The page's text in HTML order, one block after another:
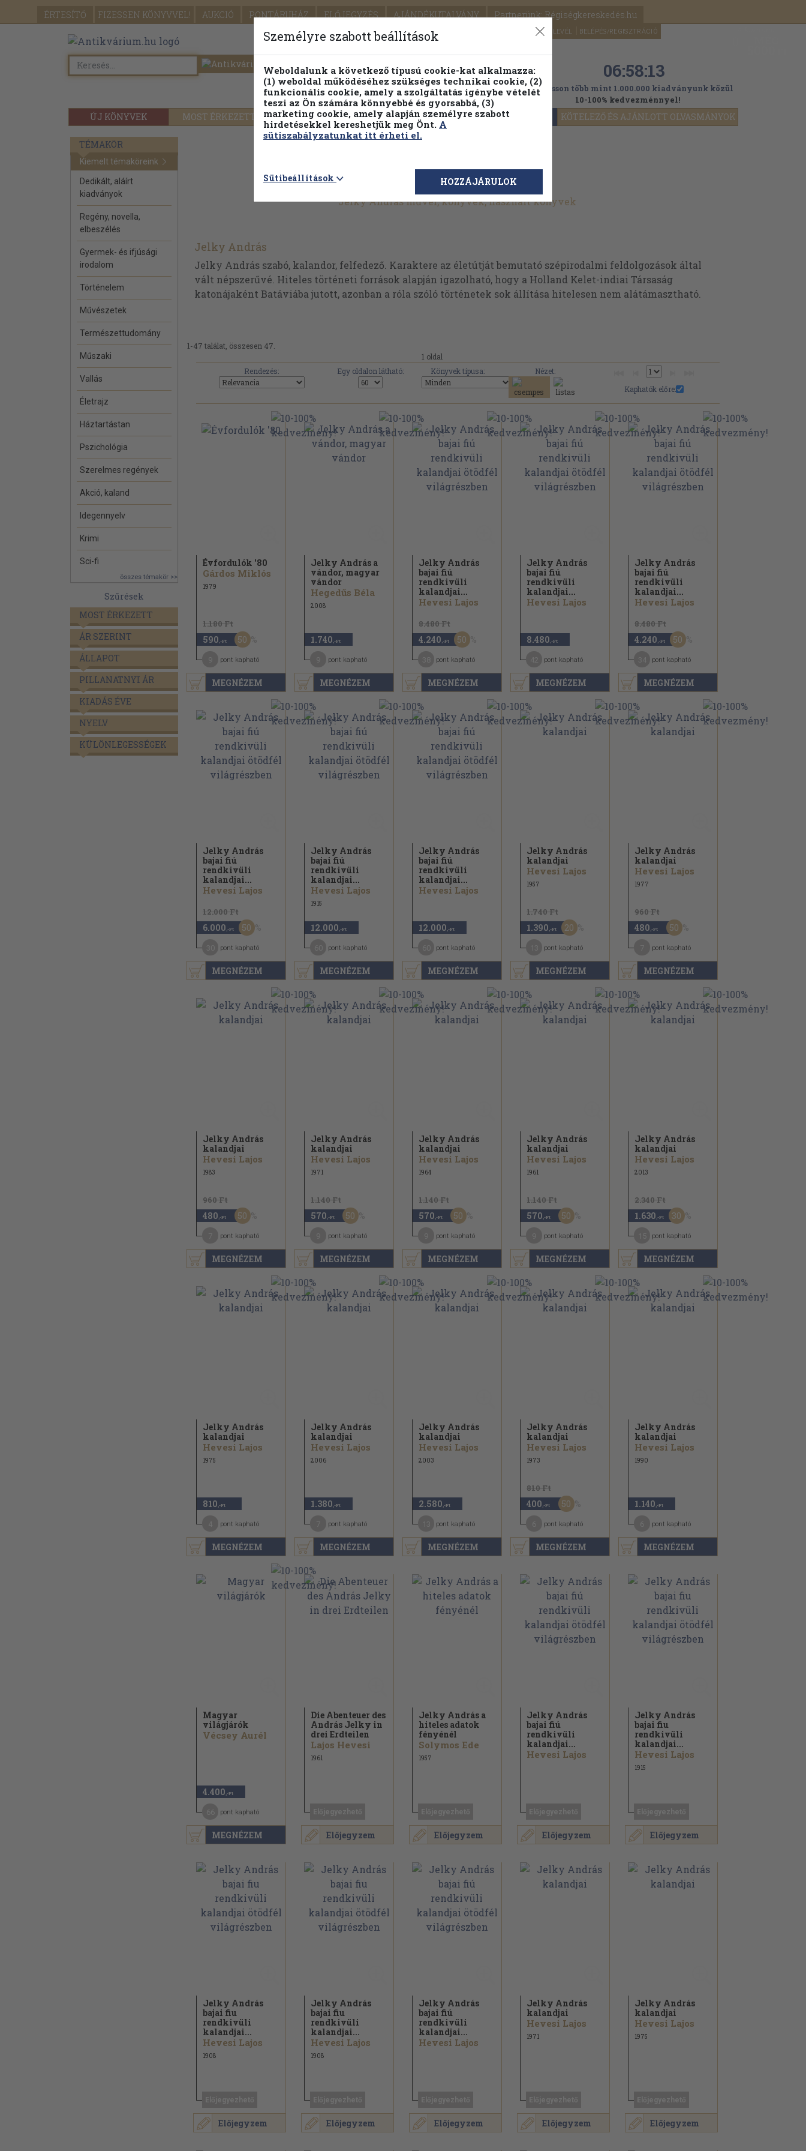
ÉRTESÍTŐ FIZESSEN KÖNYVVEL! AUKCIÓ PONTÁRUHÁZ ELŐJEGYZÉS AJÁNDÉKUTALVÁNY Partnerünk: Régiségkereskedés.hu
SEGÍTSÉG HÍRLEVÉL BELÉPÉS/REGISZTRÁCIÓ
ÚJ KÖNYVEK MOST ÉRKEZETT PILLANATNYI ÁRAINK FENNTARTHATÓ OLVASMÁNYOK KÖTELEZŐ ÉS AJÁNLOTT OLVASMÁNYOK
Részletes kereső Témaköri fa 06:58:11
Válogasson több mint 1.000.000 kiadványunk közül
10-100% kedvezménnyel!
TÉMAKÖR
Kiemelt témaköreink
Dedikált, aláírt
kiadványok
Regény, novella,
elbeszélés
Gyermek- és ifjúsági
irodalom
Történelem
Művészetek
Természettudomány
Műszaki
Vallás
Életrajz
Háztartástan
Pszichológia
Szerelmes regények
Akció, kaland
Idegennyelv
Krimi
Sci-fi
összes témakör >>
Szűrések
MOST ÉRKEZETT
ÁR SZERINT
ÁLLAPOT
PILLANATNYI ÁR
KIADÁS ÉVE
NYELV
KÜLÖNLEGESSÉGEK
Jelky András művei, könyvek, használt könyvek
Jelky András
Jelky András szabó, kalandor, felfedező. Karaktere az életútját bemutató szépirodalmi feldolgozások által
vált népszerűvé. Hiteles történeti források alapján igazolható, hogy a Holland Kelet-indiai Társaság
katonájaként Batáviába jutott, azonban a róla szóló történetek sok állítása hitelesen nem alátámasztható.
1-47 találat, összesen 47.
1 oldal
Rendezés:
Egy oldalon látható: Könyvek típusa:
Nézet:
Kaphatók előre:
MEGNÉZEM
Évfordulók '80
Gárdos Miklós
1979
1.180 Ft
590 ,-Ft 50
pont kapható
MEGNÉZEM
Jelky András a
vándor, magyar
vándor
Hegedűs Béla
2008
1.740 ,-Ft
pont kapható
MEGNÉZEM
Jelky András
bajai fiú
rendkivüli
kalandjai...
Hevesi Lajos
8.480 Ft
4.240 ,-Ft 50
pont kapható
MEGNÉZEM
Jelky András
bajai fiú
rendkivüli
kalandjai...
Hevesi Lajos
8.480 ,-Ft
pont kapható
MEGNÉZEM
Jelky András
bajai fiú
rendkivüli
kalandjai...
Hevesi Lajos
8.480 Ft
4.240 ,-Ft 50
pont kapható
MEGNÉZEM
Jelky András
bajai fiú
rendkivüli
kalandjai...
Hevesi Lajos
12.000 Ft
6.000 ,-Ft 50
pont kapható
MEGNÉZEM
Jelky András
bajai fiú
rendkivüli
kalandjai...
Hevesi Lajos
1915
12.000 ,-Ft
pont kapható
MEGNÉZEM
Jelky András
bajai fiú
rendkivüli
kalandjai...
Hevesi Lajos
12.000 ,-Ft
pont kapható
MEGNÉZEM
Jelky András
kalandjai
Hevesi Lajos
1957
1.740 Ft
1.390 ,-Ft 20
pont kapható
MEGNÉZEM
Jelky András
kalandjai
Hevesi Lajos
1977
960 Ft
480 ,-Ft 50
pont kapható
MEGNÉZEM
Jelky András
kalandjai
Hevesi Lajos
1983
960 Ft
480 ,-Ft 50
pont kapható
MEGNÉZEM
Jelky András
kalandjai
Hevesi Lajos
1971
1.140 Ft
570 ,-Ft 50
pont kapható
MEGNÉZEM
Jelky András
kalandjai
Hevesi Lajos
1964
1.140 Ft
570 ,-Ft 50
pont kapható
MEGNÉZEM
Jelky András
kalandjai
Hevesi Lajos
1961
1.140 Ft
570 ,-Ft 50
pont kapható
MEGNÉZEM
Jelky András
kalandjai
Hevesi Lajos
2013
2.340 Ft
1.630 ,-Ft 30
pont kapható
MEGNÉZEM
Jelky András
kalandjai
Hevesi Lajos
1975
810 ,-Ft
pont kapható
MEGNÉZEM
Jelky András
kalandjai
Hevesi Lajos
2006
1.380 ,-Ft
pont kapható
MEGNÉZEM
Jelky András
kalandjai
Hevesi Lajos
2003
2.580 ,-Ft
pont kapható
MEGNÉZEM
Jelky András
kalandjai
Hevesi Lajos
1973
810 Ft
400 ,-Ft 50
pont kapható
MEGNÉZEM
Jelky András
kalandjai
Hevesi Lajos
1990
1.140 ,-Ft
pont kapható
MEGNÉZEM
Magyar
világjárók
Vécsey Aurél
4.400 ,-Ft
pont kapható
Előjegyzem
Die Abenteuer des
András Jelky in
drei Erdteilen
Lajos Hevesi
1961
Előjegyzem
Jelky András a
hiteles adatok
fényénél
Solymos Ede
1957
Előjegyzem
Jelky András
bajai fiú
rendkivüli
kalandjai...
Hevesi Lajos
Előjegyzem
Jelky András
bajai fiu
rendkivüli
kalandjai...
Hevesi Lajos
1915
Előjegyzem
Jelky András
bajai fiu
rendkivüli
kalandjai...
Hevesi Lajos
1908
Előjegyzem
Jelky András
bajai fiu
rendkivüli
kalandjai...
Hevesi Lajos
1908
Előjegyzem
Jelky András
bajai fiú
rendkivüli
kalandjai...
Hevesi Lajos
Előjegyzem
Jelky András
kalandjai
Hevesi Lajos
1971
Előjegyzem
Jelky András
kalandjai
Hevesi Lajos
1975
Személyre szabott beállítások
Weboldalunk a következő típusú cookie-kat alkalmazza:
(1) weboldal működéséhez szükséges technikai cookie, (2)
funkcionális cookie, amely a szolgáltatás igénybe vételét
teszi az Ön számára könnyebbé és gyorsabbá, (3)
marketing cookie, amely alapján személyre szabott
hirdetésekkel kereshetjük meg Önt. A
sütiszabályzatunkat itt érheti el.
Sütibeállítások HOZZÁJÁRULOK